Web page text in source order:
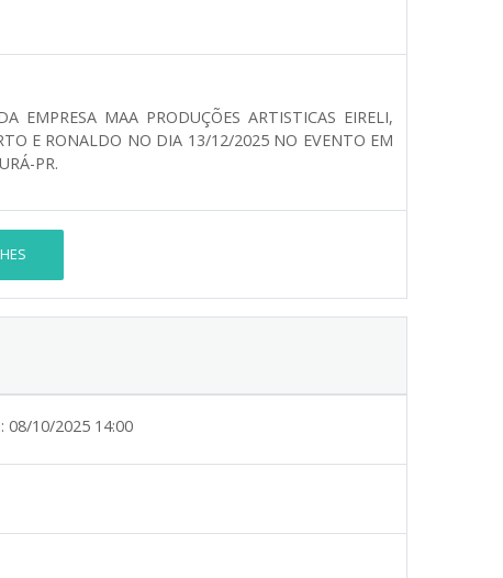
EMPRESA MAA PRODUÇÕES ARTISTICAS EIRELI,
E RONALDO NO DIA 13/12/2025 NO EVENTO EM
PR.
08/10/2025 14:00